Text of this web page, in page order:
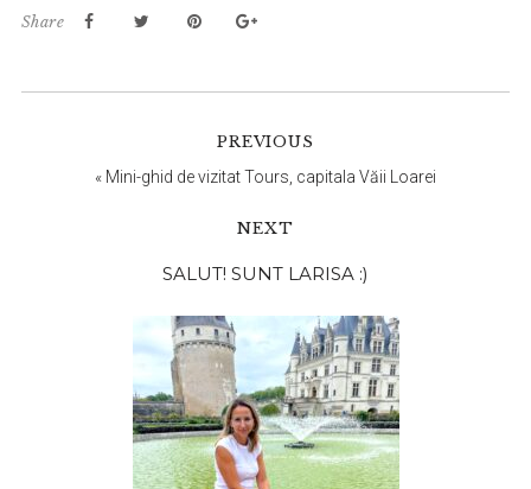
Share
PREVIOUS
« Mini-ghid de vizitat Tours, capitala Văii Loarei
NEXT
principală
SALUT! SUNT LARISA :)